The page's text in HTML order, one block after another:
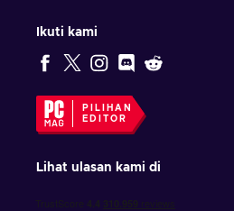
Ikuti kami
PILIHAN
EDITOR
Lihat ulasan kami di